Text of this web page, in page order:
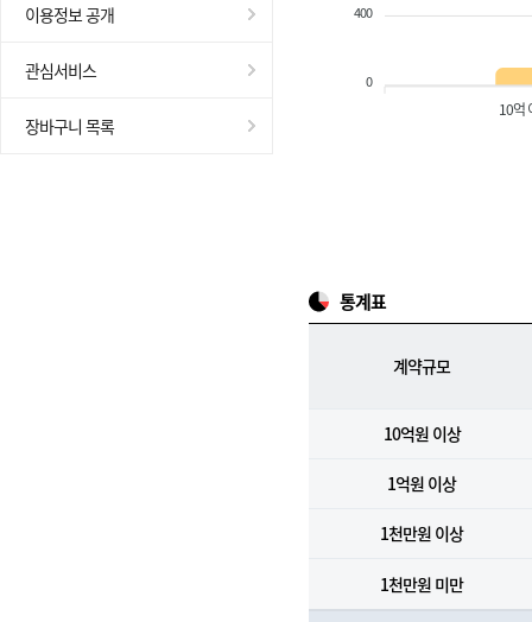
이용정보 공개
관심서비스
장바구니 목록
400
0
10억
통계표
계약규모
10억원 이상
1억원 이상
1천만원 이상
1천만원 미만